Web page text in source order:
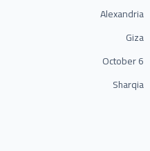
Alexandria
Giza
6 October
Sharqia